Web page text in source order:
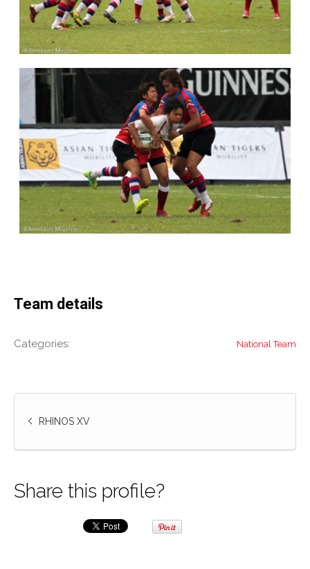
Team details
Categories: National Team
RHINOS XV
Share this profile?